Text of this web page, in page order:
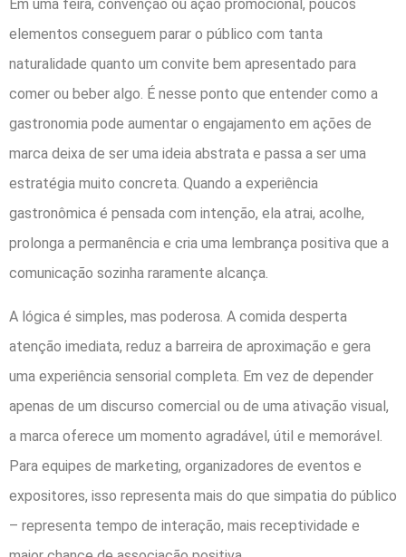
Em uma feira, convenção ou ação promocional, poucos
elementos conseguem parar o público com tanta
naturalidade quanto um convite bem apresentado para
comer ou beber algo. É nesse ponto que entender como a
gastronomia pode aumentar o engajamento em ações de
marca deixa de ser uma ideia abstrata e passa a ser uma
estratégia muito concreta. Quando a experiência
gastronômica é pensada com intenção, ela atrai, acolhe,
prolonga a permanência e cria uma lembrança positiva que a
comunicação sozinha raramente alcança.
A lógica é simples, mas poderosa. A comida desperta
atenção imediata, reduz a barreira de aproximação e gera
uma experiência sensorial completa. Em vez de depender
apenas de um discurso comercial ou de uma ativação visual,
a marca oferece um momento agradável, útil e memorável.
Para equipes de marketing, organizadores de eventos e
expositores, isso representa mais do que simpatia do público
– representa tempo de interação, mais receptividade e